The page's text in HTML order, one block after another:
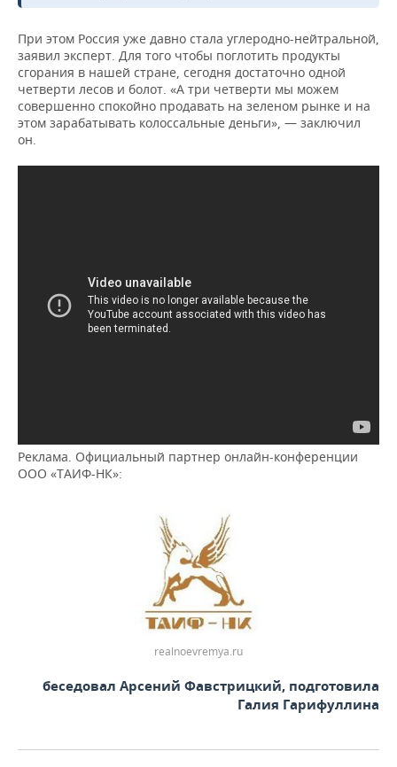
При этом Россия уже давно стала углеродно-нейтральной,
заявил эксперт. Для того чтобы поглотить продукты
сгорания в нашей стране, сегодня достаточно одной
четверти лесов и болот. «А три четверти мы можем
совершенно спокойно продавать на зеленом рынке и на
этом зарабатывать колоссальные деньги», — заключил
он.
Реклама. Официальный партнер онлайн-конференции
ООО «ТАИФ-НК»:
realnoevremya.ru
беседовал Арсений Фавстрицкий, подготовила
Галия Гарифуллина